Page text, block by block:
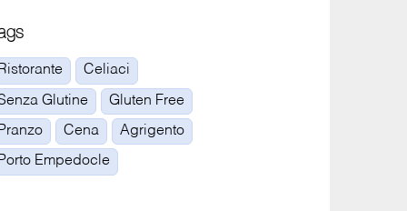
Celiaci
Glutine Gluten Free
Pranzo Cena Agrigento
Empedocle